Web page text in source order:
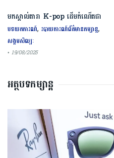
មកស្គាល់តារា K-pop ដើមកំណើតជា
ជនជាតិចិនទាំង ៩រូប ល្បីល្បាញលំដាប់
ពិភពលោក
បទយកការណ៍, របាយការណ៍ព័ត៌មានកម្សាន្ត,
សង្គមសិល្បៈ
• 19/08/2025
អត្ថបទកម្សាន្ត